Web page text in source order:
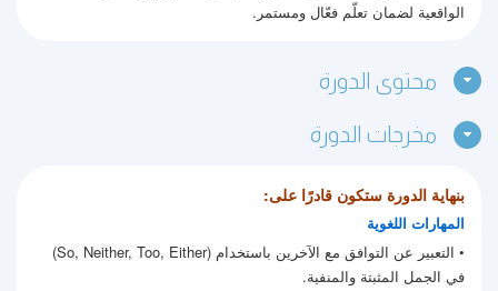
الواقعية لضمان تعلّم فعّال ومستمر.
محتوى الدورة
مخرجات الدورة
بنهاية الدورة ستكون قادرًا على:
المهارات اللغوية
• التعبير عن التوافق مع الآخرين باستخدام (So, Neither, Too, Either)
في الجمل المثبتة والمنفية.